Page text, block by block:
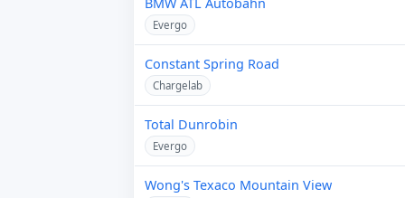
Evergo
Constant Spring Road
Chargelab
Total Dunrobin
Evergo
Wong's Texaco Mountain View